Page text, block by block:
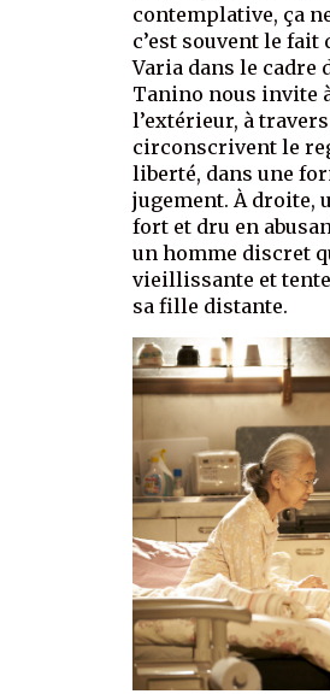
contemplative, ça
c’est souvent le fait
Varia dans le cadre
Tanino nous invite
l’extérieur, à
circonscrivent le
liberté, dans une
jugement. À droite,
fort et dru en
un homme discret
vieillissante et
sa fille distante.